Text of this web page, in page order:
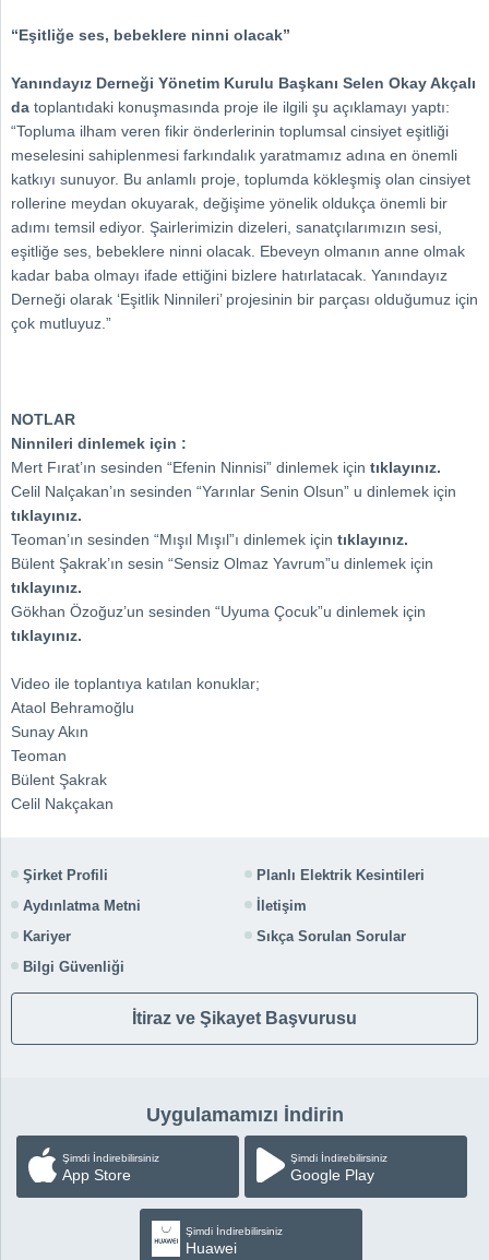
“Eşitliğe ses, bebeklere ninni olacak”
Yanındayız Derneği Yönetim Kurulu Başkanı Selen Okay Akçalı
da toplantıdaki konuşmasında proje ile ilgili şu açıklamayı yaptı:
“Topluma ilham veren fikir önderlerinin toplumsal cinsiyet eşitliği
meselesini sahiplenmesi farkındalık yaratmamız adına en önemli
katkıyı sunuyor. Bu anlamlı proje, toplumda kökleşmiş olan cinsiyet
rollerine meydan okuyarak, değişime yönelik oldukça önemli bir
adımı temsil ediyor. Şairlerimizin dizeleri, sanatçılarımızın sesi,
eşitliğe ses, bebeklere ninni olacak. Ebeveyn olmanın anne olmak
kadar baba olmayı ifade ettiğini bizlere hatırlatacak. Yanındayız
Derneği olarak ‘Eşitlik Ninnileri’ projesinin bir parçası olduğumuz için
çok mutluyuz.”
NOTLAR
Ninnileri dinlemek için :
Mert Fırat’ın sesinden “Efenin Ninnisi” dinlemek için tıklayınız.
Celil Nalçakan’ın sesinden “Yarınlar Senin Olsun” u dinlemek için
tıklayınız.
Teoman’ın sesinden “Mışıl Mışıl”ı dinlemek için tıklayınız.
Bülent Şakrak’ın sesin “Sensiz Olmaz Yavrum”u dinlemek için
tıklayınız.
Gökhan Özoğuz’un sesinden “Uyuma Çocuk”u dinlemek için
tıklayınız.
Video ile toplantıya katılan konuklar;
Ataol Behramoğlu
Sunay Akın
Teoman
Bülent Şakrak
Celil Nakçakan
Şirket Profili
Planlı Elektrik Kesintileri
Aydınlatma Metni
İletişim
Kariyer
Sıkça Sorulan Sorular
Bilgi Güvenliği
İtiraz ve Şikayet Başvurusu
Uygulamamızı İndirin
Şimdi İndirebilirsiniz
App Store
Şimdi İndirebilirsiniz
Google Play
Şimdi İndirebilirsiniz
Huawei